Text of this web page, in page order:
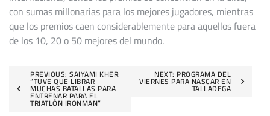
con sumas millonarias para los mejores jugadores, mientras
que los premios caen considerablemente para aquellos fuera
de los 10, 20 o 50 mejores del mundo.
Navegación
de
PREVIOUS: SAIYAMI KHER:
“TUVE QUE LIBRAR
MUCHAS BATALLAS PARA
ENTRENAR PARA EL
TRIATLÓN IRONMAN”
NEXT: PROGRAMA DEL
VIERNES PARA NASCAR EN
TALLADEGA